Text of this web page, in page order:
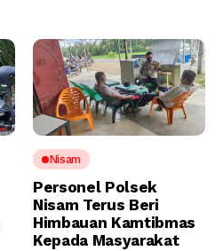
Nisam
Personel Polsek
Nisam Terus Beri
Himbauan Kamtibmas
Kepada Masyarakat